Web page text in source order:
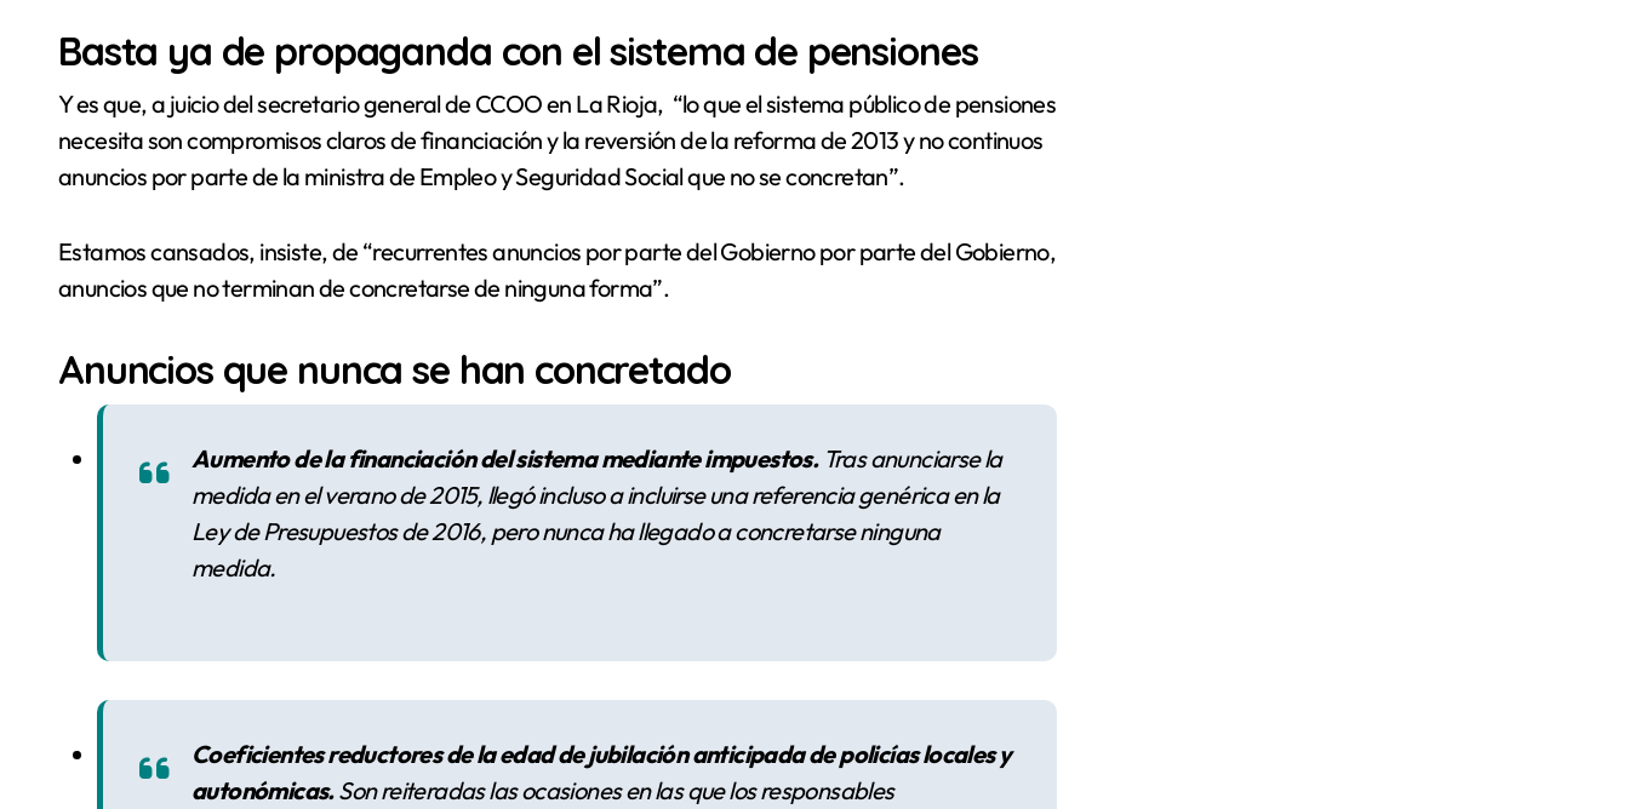
Basta ya de propaganda con el sistema de pensiones
Y es que, a juicio del secretario general de CCOO en La Rioja, “lo que el sistema público de pensiones
necesita son compromisos claros de financiación y la reversión de la reforma de 2013 y no continuos
anuncios por parte de la ministra de Empleo y Seguridad Social que no se concretan”.
Estamos cansados, insiste, de “recurrentes anuncios por parte del Gobierno por parte del Gobierno,
anuncios que no terminan de concretarse de ninguna forma”.
Anuncios que nunca se han concretado
Aumento de la financiación del sistema mediante impuestos.Tras anunciarse la
medida en el verano de 2015, llegó incluso a incluirse una referencia genérica en la
Ley de Presupuestos de 2016, pero nunca ha llegado a concretarse ninguna
medida.
Coeficientes reductores de la edad de jubilación anticipada de policías locales y
autonómicas.Son reiteradas las ocasiones en las que los responsables